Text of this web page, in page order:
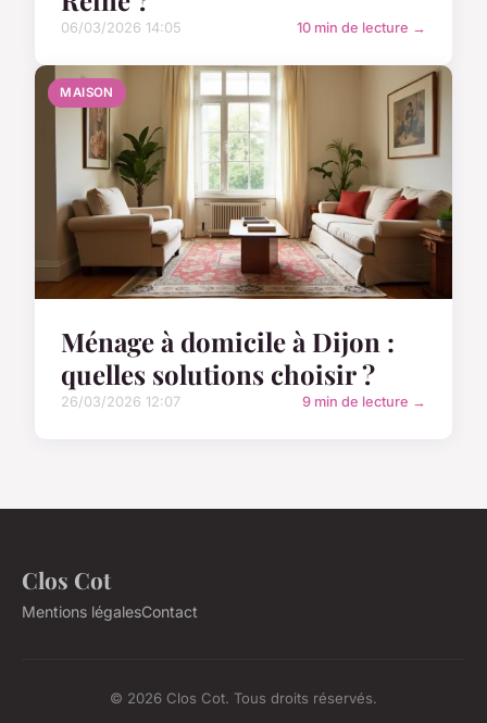
06/03/2026 14:05 10 min de lecture →
MAISON
Ménage à domicile à Dijon :
quelles solutions choisir ?
26/03/2026 12:07 9 min de lecture →
Clos Cot
Mentions légalesContact
© 2026 Clos Cot. Tous droits réservés.